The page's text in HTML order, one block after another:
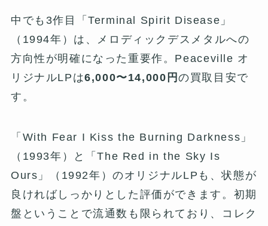
中でも3作目「Terminal Spirit Disease」
（1994年）は、メロディックデスメタルへの
方向性が明確になった重要作。Peaceville オ
リジナルLPは6,000〜14,000円の買取目安で
す。
「With Fear I Kiss the Burning Darkness」
（1993年）と「The Red in the Sky Is
Ours」（1992年）のオリジナルLPも、状態が
良ければしっかりとした評価ができます。初期
盤ということで流通数も限られており、コレク